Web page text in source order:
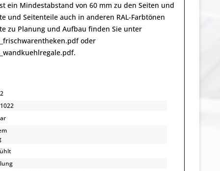
ein Mindestabstand von 60 mm zu den Seiten und
und Seitenteile auch in anderen RAL-Farbtönen
zu Planung und Aufbau finden Sie unter
oder